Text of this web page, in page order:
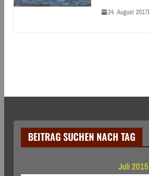
24. August 2017
BEITRAG SUCHEN NACH TAG
Juli 2015